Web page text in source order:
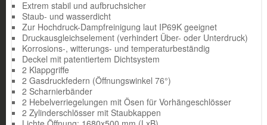
Extrem stabil und aufbruchsicher
Staub- und wasserdicht
Zur Hochdruck-Dampfreinigung laut IP69K geeignet
Druckausgleichselement (verhindert Über- oder Unterdruck)
Korrosions-, witterungs- und temperaturbeständig
Deckel mit patentiertem Dichtsystem
2 Klappgriffe
2 Gasdruckfedern (Öffnungswinkel 76°)
2 Scharnierbänder
2 Hebelverriegelungen mit Ösen für Vorhängeschlösser
2 Zylinderschlösser mit Staubkappen